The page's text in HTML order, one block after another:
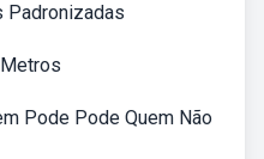
Padronizadas
Pode Pode Quem Não